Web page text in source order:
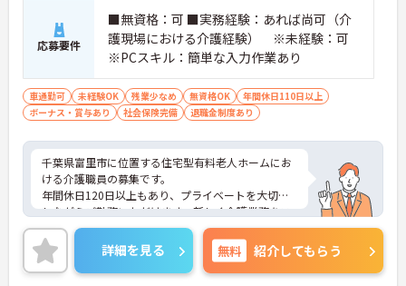
応募要件
■無資格：可 ■実務経験：あれば尚可（介
護現場における介護経験） ※未経験：可
※PCスキル：簡単な入力作業あり
車通勤可 未経験OK 残業少なめ 無資格OK
年間休日110日以上
ボーナス・賞与あり
社会保険完備 退職金制度あり
千葉県富里市に位置する住宅型有料老人ホームにお
ける介護職員の募集です。
年間休日120日以上もあり、プライベートを大切に
しながらご勤務いただけます。新しく介護業務をス
タートさせたい方にもおすすめの求人です。
ご興味のある方には、面接対策ポイントなど、さら
に詳細をご案内しますのでお気軽にご相談くださ
い！
詳細を見る 無料 紹介してもらう